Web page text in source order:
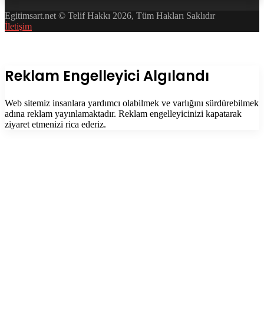
Egitimsart.net © Telif Hakkı 2026, Tüm Hakları Saklıdır
İletişim
Kapalı
Reklam Engelleyici Algılandı
Web sitemiz insanlara yardımcı olabilmek ve varlığını sürdürebilmek
adına reklam yayınlamaktadır. Reklam engelleyicinizi kapatarak
ziyaret etmenizi rica ederiz.